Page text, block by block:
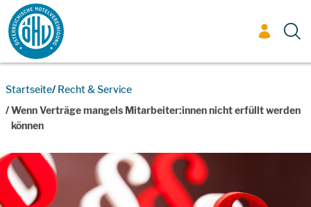
Zum Inhalt
Startseite Recht & Service
Wenn Verträge mangels Mitarbeiter:innen nicht erfüllt werden
können